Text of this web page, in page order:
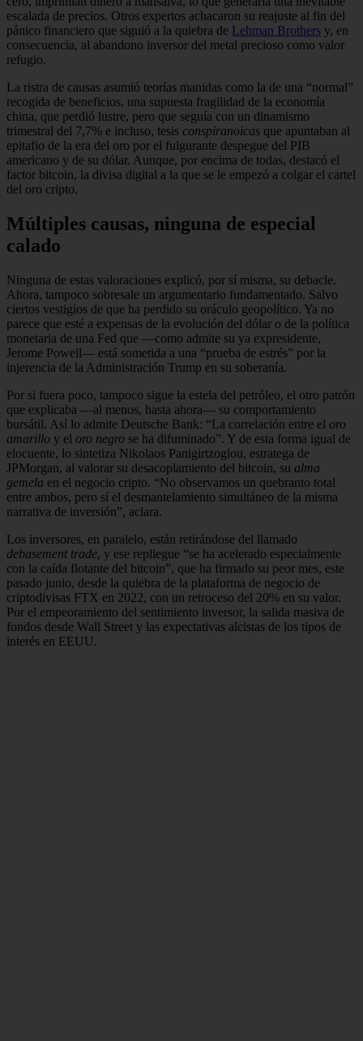
escalada de precios. Otros expertos achacaron su reajuste al fin del
pánico financiero que siguió a la quiebra de Lehman Brothers y, en
consecuencia, al abandono inversor del metal precioso como valor
refugio.
La ristra de causas asumió teorías manidas como la de una “normal”
recogida de beneficios, una supuesta fragilidad de la economía
china, que perdió lustre, pero que seguía con un dinamismo
trimestral del 7,7% e incluso, tesis conspiranoicas que apuntaban al
epitafio de la era del oro por el fulgurante despegue del PIB
americano y de su dólar. Aunque, por encima de todas, destacó el
factor bitcoin, la divisa digital a la que se le empezó a colgar el cartel
del oro cripto.
Múltiples causas, ninguna de especial
calado
Ninguna de estas valoraciones explicó, por sí misma, su debacle.
Ahora, tampoco sobresale un argumentario fundamentado. Salvo
ciertos vestigios de que ha perdido su oráculo geopolítico. Ya no
parece que esté a expensas de la evolución del dólar o de la política
monetaria de una Fed que —como admite su ya expresidente,
Jerome Powell— está sometida a una “prueba de estrés” por la
injerencia de la Administración Trump en su soberanía.
Por si fuera poco, tampoco sigue la estela del petróleo, el otro patrón
que explicaba —al menos, hasta ahora— su comportamiento
bursátil. Así lo admite Deutsche Bank: “La correlación entre el oro
amarillo y el oro negro se ha difuminado”. Y de esta forma igual de
elocuente, lo sintetiza Nikolaos Panigirtzoglou, estratega de
JPMorgan, al valorar su desacoplamiento del bitcoin, su alma
gemela en el negocio cripto. “No observamos un quebranto total
entre ambos, pero sí el desmantelamiento simultáneo de la misma
narrativa de inversión”, aclara.
Los inversores, en paralelo, están retirándose del llamado
debasement trade, y ese repliegue “se ha acelerado especialmente
con la caída flotante del bitcoin”, que ha firmado su peor mes, este
pasado junio, desde la quiebra de la plataforma de negocio de
criptodivisas FTX en 2022, con un retroceso del 20% en su valor.
Por el empeoramiento del sentimiento inversor, la salida masiva de
fondos desde Wall Street y las expectativas alcistas de los tipos de
interés en EEUU.